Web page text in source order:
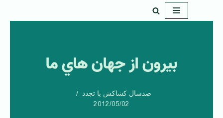
بيرون از جهان هاي ما
صدسال کشاکش با تجدد
2012/05/02